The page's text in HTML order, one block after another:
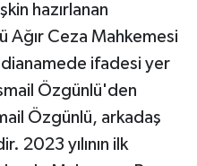
hazırlanan
Ağır Ceza Mahkemesi
ifadesi yer
Özgünlü'den
Özgünlü, arkadaş
2023 yılının ilk